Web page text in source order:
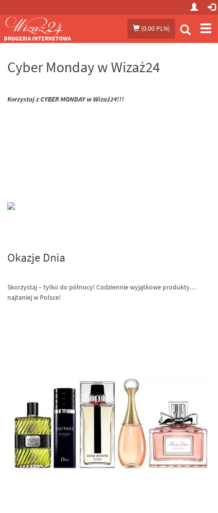
(0.00 PLN)
DROGERIA INTERNETOWA
Cyber Monday w Wizaż24
Korzystaj zCYBERMONDAYw Wizaż24!!!
Okazje Dnia
Skorzystaj – tylko do północy! Codziennie wyjątkowe produkty…
najtaniej w Polsce!